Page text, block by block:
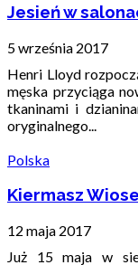
Jesień w
5 września 2017
Henri Lloyd
męska przyciąga
tkaninami i
oryginalnego...
Polska
Kiermasz
12 maja 2017
Już 15 maja w